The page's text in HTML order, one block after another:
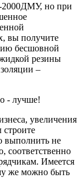
2000ДМУ, но при
вы получите
бесшовной
резины
–
- лучше!
увеличения
выполнить не
соответственно
Имеется
же можно быть